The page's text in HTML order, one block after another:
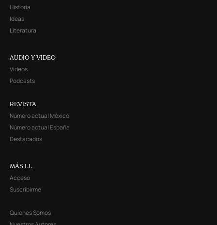
Historia
Ideas
Literatura
AUDIO Y VIDEO
Videos
Podcasts
REVISTA
Número actual México
Número actual España
Destacados
MÁS LL
Acceso
Suscribirme
Quienes Somos